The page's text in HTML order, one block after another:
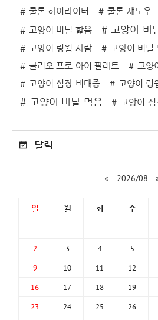
쿨톤 하이라이터
쿨톤 섀도우
고양이 비닐 핥음
고양이 비
고양이 링웜 사람
고양이 비닐
클리오 프로 아이 팔레트
고양
고양이 심장 비대증
고양이 링
고양이 비닐 먹음 고양이 심
달력
« 2026/08
일 월 화 수
2 3 4 5
9 10 11 12
16 17 18 19
23 24 25 26